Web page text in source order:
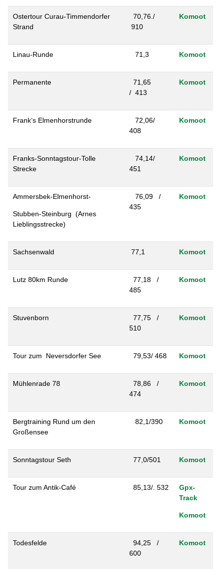
Ostertour Curau-Timmendorfer
Strand
70,76./
910
Komoot
Linau-Runde 71,3 Komoot
Permanente
71,65
/ 413
Komoot
Frank‘s Elmenhorstrunde
72,06/
408
Komoot
Franks-Sonntagstour-Tolle
Strecke
74,14/
451
Komoot
Ammersbek-Elmenhorst-
Stubben-Steinburg (Arnes
Lieblingsstrecke)
76,09 /
435
Komoot
Sachsenwald 77,1 Komoot
Lutz 80km Runde
77,18 /
485
Komoot
Stuvenborn
77,75 /
510
Komoot
Tour zum Neversdorfer See 79,53/ 468 Komoot
Mühlenrade 78
78,86 /
474
Komoot
Bergtraining Rund um den
Großensee
82,1/390 Komoot
Sonntagstour Seth 77,0/501 Komoot
Tour zum Antik-Café 85,13/. 532
Gpx-
Track
Komoot
Todesfelde
94,25 /
600
Komoot